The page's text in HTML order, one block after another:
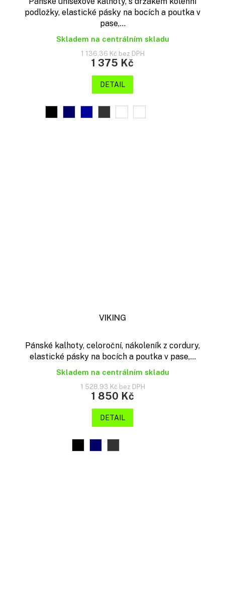
podložky, elastické pásky na bocích a poutka v
pase,...
Skladem na centrálním skladu
1 136,36 Kč bez DPH
1 375 Kč
DETAIL
VIKING
Pánské kalhoty, celoroční, nákoleník z cordury,
elastické pásky na bocích a poutka v pase,...
Skladem na centrálním skladu
1 528,93 Kč bez DPH
1 850 Kč
DETAIL